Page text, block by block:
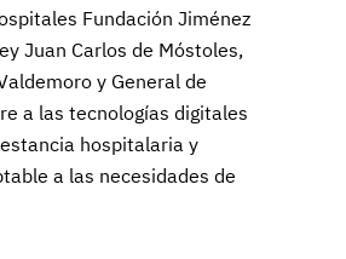
Fundación Jiménez
Juan Carlos de Móstoles,
y General de
a las tecnologías digitales
hospitalaria y
a las necesidades de